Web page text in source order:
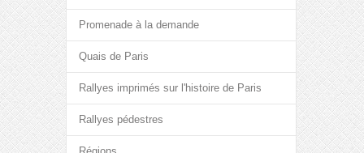
Promenade à la demande
Quais de Paris
Rallyes imprimés sur l'histoire de Paris
Rallyes pédestres